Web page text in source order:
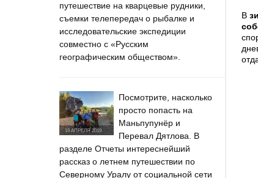
путешествие на кварцевые рудники,
съемки телепередач о рыбалке и
исследовательские экспедиции
совместно с «Русским
географическим обществом».
19 АПРЕЛЯ 2019
Посмотрите, насколько
просто попасть на
Маньпупунёр и
Перевал Дятлова. В
разделе Отчеты интереснейший
рассказ о летнем путешествии по
Северному Уралу от социальной сети
В